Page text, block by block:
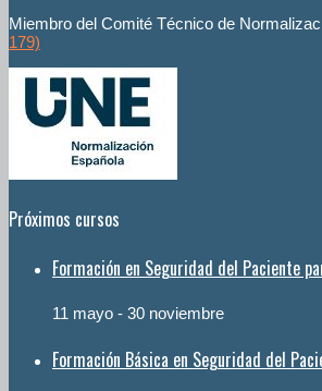
Miembro del Comité Técnico de
179)
Próximos cursos
Formación en Seguridad del Paciente
11 mayo - 30 noviembre
Formación Básica en Seguridad del